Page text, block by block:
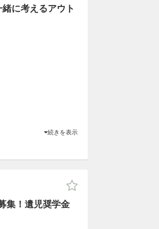
に考えるアウト
続きを表示
集！遺児奨学金